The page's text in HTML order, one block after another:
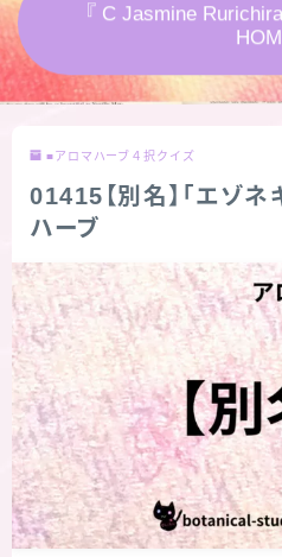
秘密部屋
公式ウェブサイト『
Cジャスミン瑠璃地楽の主
プロフィール
アロマハーブアンケート
『 C Jasmine
■アロマハーブ４択クイズ
01415【別名】「エゾネ
ハーブ